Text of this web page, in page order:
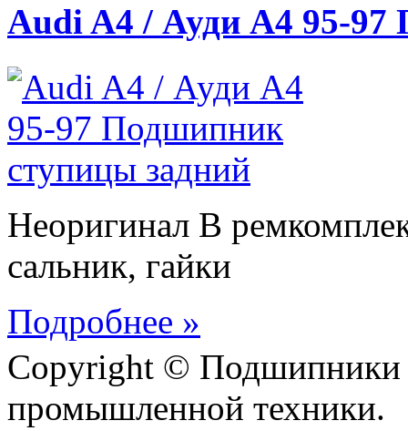
Audi A4 / Ауди А4 95-97
Неоригинал В
сальник, гайки
Подробнее »
Copyright © Подшипники
промышленной техники.